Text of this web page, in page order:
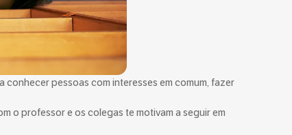
conhecer pessoas com interesses em comum, fazer
o professor e os colegas te motivam a seguir em